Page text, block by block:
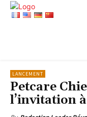
LANCEMENT
Petcare
l’invitation